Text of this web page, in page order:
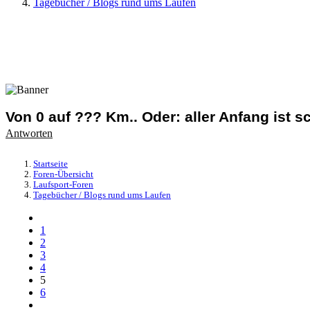
Tagebücher / Blogs rund ums Laufen
Von 0 auf ??? Km.. Oder: aller Anfang ist
Antworten
Startseite
Foren-Übersicht
Laufsport-Foren
Tagebücher / Blogs rund ums Laufen
1
2
3
4
5
6